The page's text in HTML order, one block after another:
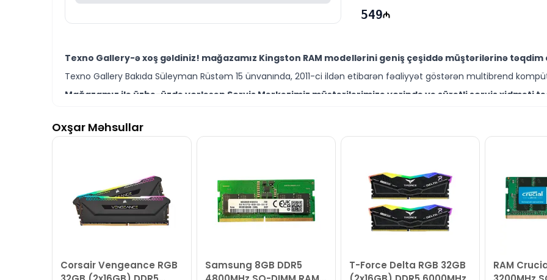
549
Texno Gallery-ə xoş gəldiniz! mağazamız Kingston RAM modellərini geniş çeşiddə müştərilərinə təqdim
Texno Gallery Bakıda Süleyman Rüstəm 15 ünvanında, 2011-ci ildən etibarən fəaliyyət göstərən multibrend
Mağazamız ilə üzbə-üzdə yerləşən Servis Mərkəzimiz müştərilərimizə yerində və sürətli servis xidməti
RAM Kingston 16GB DDR5 4800MHz KVR48U40BS8-16 modelini Bakıda sərfəli qiymətə NƏĞD, KÖÇÜRMƏ
Seçim etməkdə məsləhətə ehtiyacınız varsa təcrübəli mütəxəssislərimiz hər gün 10:00-19:00 saatlarında aktivdir.
RAM Kingston 16GB DDR5 4800MHz KVR48U40BS8-16 modeli ilə bağlı bütün suallarınızı saytımızın
hazırıq.
Oxşar Məhsullar
Corsair Vengeance RGB
Samsung 8GB DDR5
T-Force Delta RGB 32GB
RAM